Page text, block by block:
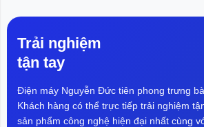
Trải nghiệm
tận tay
Điện máy Nguyễn Đức tiên phong trưng
Khách hàng có thể trực tiếp trải nghiệm
sản phẩm công nghệ hiện đại nhất cùng